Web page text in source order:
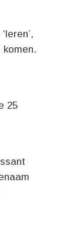
komen.
25